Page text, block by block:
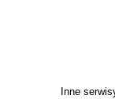
Inne